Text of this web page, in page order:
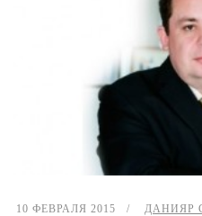
10 ФЕВРАЛЯ 2015 ДАНИЯР